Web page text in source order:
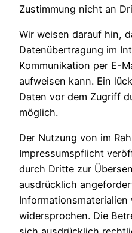
Zustimmung nicht an
Wir weisen darauf hin,
Datenübertragung im
Kommunikation per E-
aufweisen kann. Ein
Daten vor dem Zugriff
möglich.
Der Nutzung von im
Impressumspflicht
durch Dritte zur
ausdrücklich
widersprochen. Die